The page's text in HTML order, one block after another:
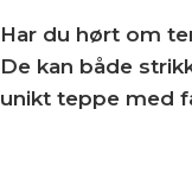
Har du hørt om
De kan både
unikt teppe med